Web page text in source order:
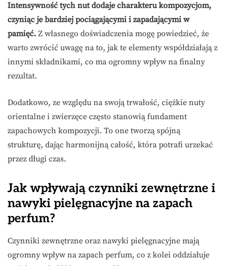
Intensywność tych nut dodaje charakteru kompozycjom,
czyniąc je bardziej pociągającymi i zapadającymi w
pamięć. Z własnego doświadczenia mogę powiedzieć, że
warto zwrócić uwagę na to, jak te elementy współdziałają z
innymi składnikami, co ma ogromny wpływ na finalny
rezultat.
Dodatkowo, ze względu na swoją trwałość, ciężkie nuty
orientalne i zwierzęce często stanowią fundament
zapachowych kompozycji. To one tworzą spójną
strukturę, dając harmonijną całość, która potrafi urzekać
przez długi czas.
Jak wpływają czynniki zewnętrzne i
nawyki pielęgnacyjne na zapach
perfum?
Czynniki zewnętrzne oraz nawyki pielęgnacyjne mają
ogromny wpływ na zapach perfum, co z kolei oddziałuje